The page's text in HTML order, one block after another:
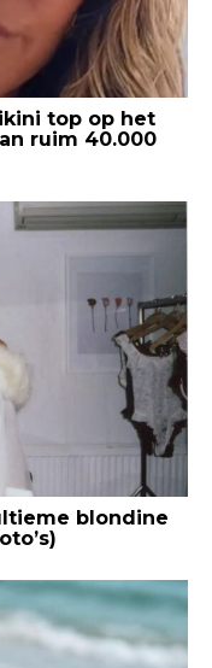
top op het
ruim 40.000
blondine